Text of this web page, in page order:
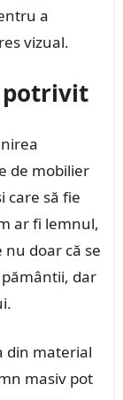
a
vizual.
potrivit
de mobilier
care să fie
ar fi lemnul,
doar că se
dar
din material
masiv pot